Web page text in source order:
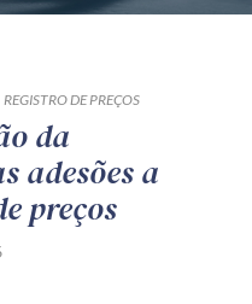
REGISTRO DE PREÇOS
da
adesões a
preços